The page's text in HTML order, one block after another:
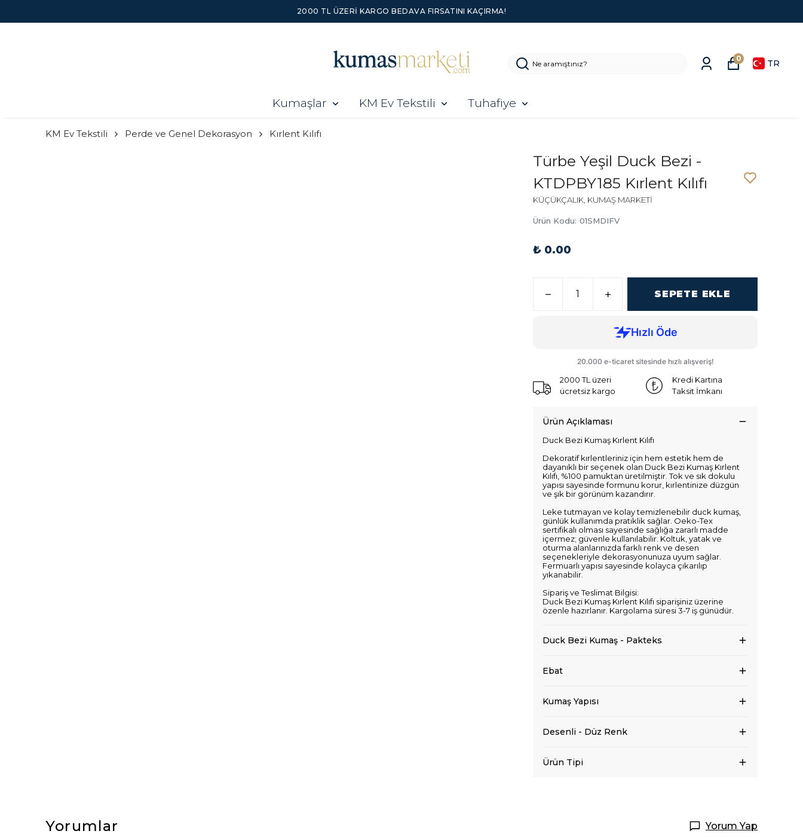
2000 TL ÜZERI KARGO BEDAVA FIRSATINI KAÇIRMA!
Kumaşlar KM Ev Tekstili Tuhafiye
0 TR
KM Ev Tekstili Perde ve Genel Dekorasyon Kırlent Kılıfı
Türbe Yeşil Duck Bezi -
KTDPBY185 Kırlent Kılıfı
KÜÇÜKÇALIK, KUMAŞ MARKETİ
Ürün Kodu: 01SMDIFV
₺ 0.00
SEPETE EKLE
2000 TL üzeri
ücretsiz kargo
Kredi Kartına
Taksit İmkanı
Ürün Açıklaması
Duck Bezi Kumaş Kırlent Kılıfı
Dekoratif kırlentleriniz için hem estetik hem de
dayanıklı bir seçenek olan Duck Bezi Kumaş Kırlent
Kılıfı, %100 pamuktan üretilmiştir. Tok ve sık dokulu
yapısı sayesinde formunu korur, kırlentinize düzgün
ve şık bir görünüm kazandırır.
Leke tutmayan ve kolay temizlenebilir duck kumaş,
günlük kullanımda pratiklik sağlar. Oeko-Tex
sertifikalı olması sayesinde sağlığa zararlı madde
içermez; güvenle kullanılabilir. Koltuk, yatak ve
oturma alanlarınızda farklı renk ve desen
seçenekleriyle dekorasyonunuza uyum sağlar.
Fermuarlı yapısı sayesinde kolayca çıkarılıp
yıkanabilir.
Sipariş ve Teslimat Bilgisi:
Duck Bezi Kumaş Kırlent Kılıfı siparişiniz üzerine
özenle hazırlanır. Kargolama süresi 3-7 iş günüdür.
Duck Bezi Kumaş - Pakteks
Ebat
Kumaş Yapısı
Desenli - Düz Renk
Ürün Tipi
Yorumlar Yorum Yap